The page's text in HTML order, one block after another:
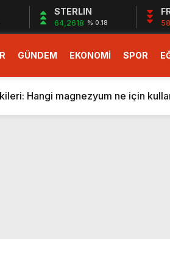
STERLIN
64,2618 % 0.18
GÜNDEM EKONOMİ SPOR
dev teklif
gelecek yeni özellikler belli
Hangi magnezyum ne için
başlıyor
dev teklif